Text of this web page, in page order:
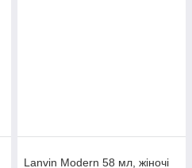
Lanvin Modern 58 мл, жіночі